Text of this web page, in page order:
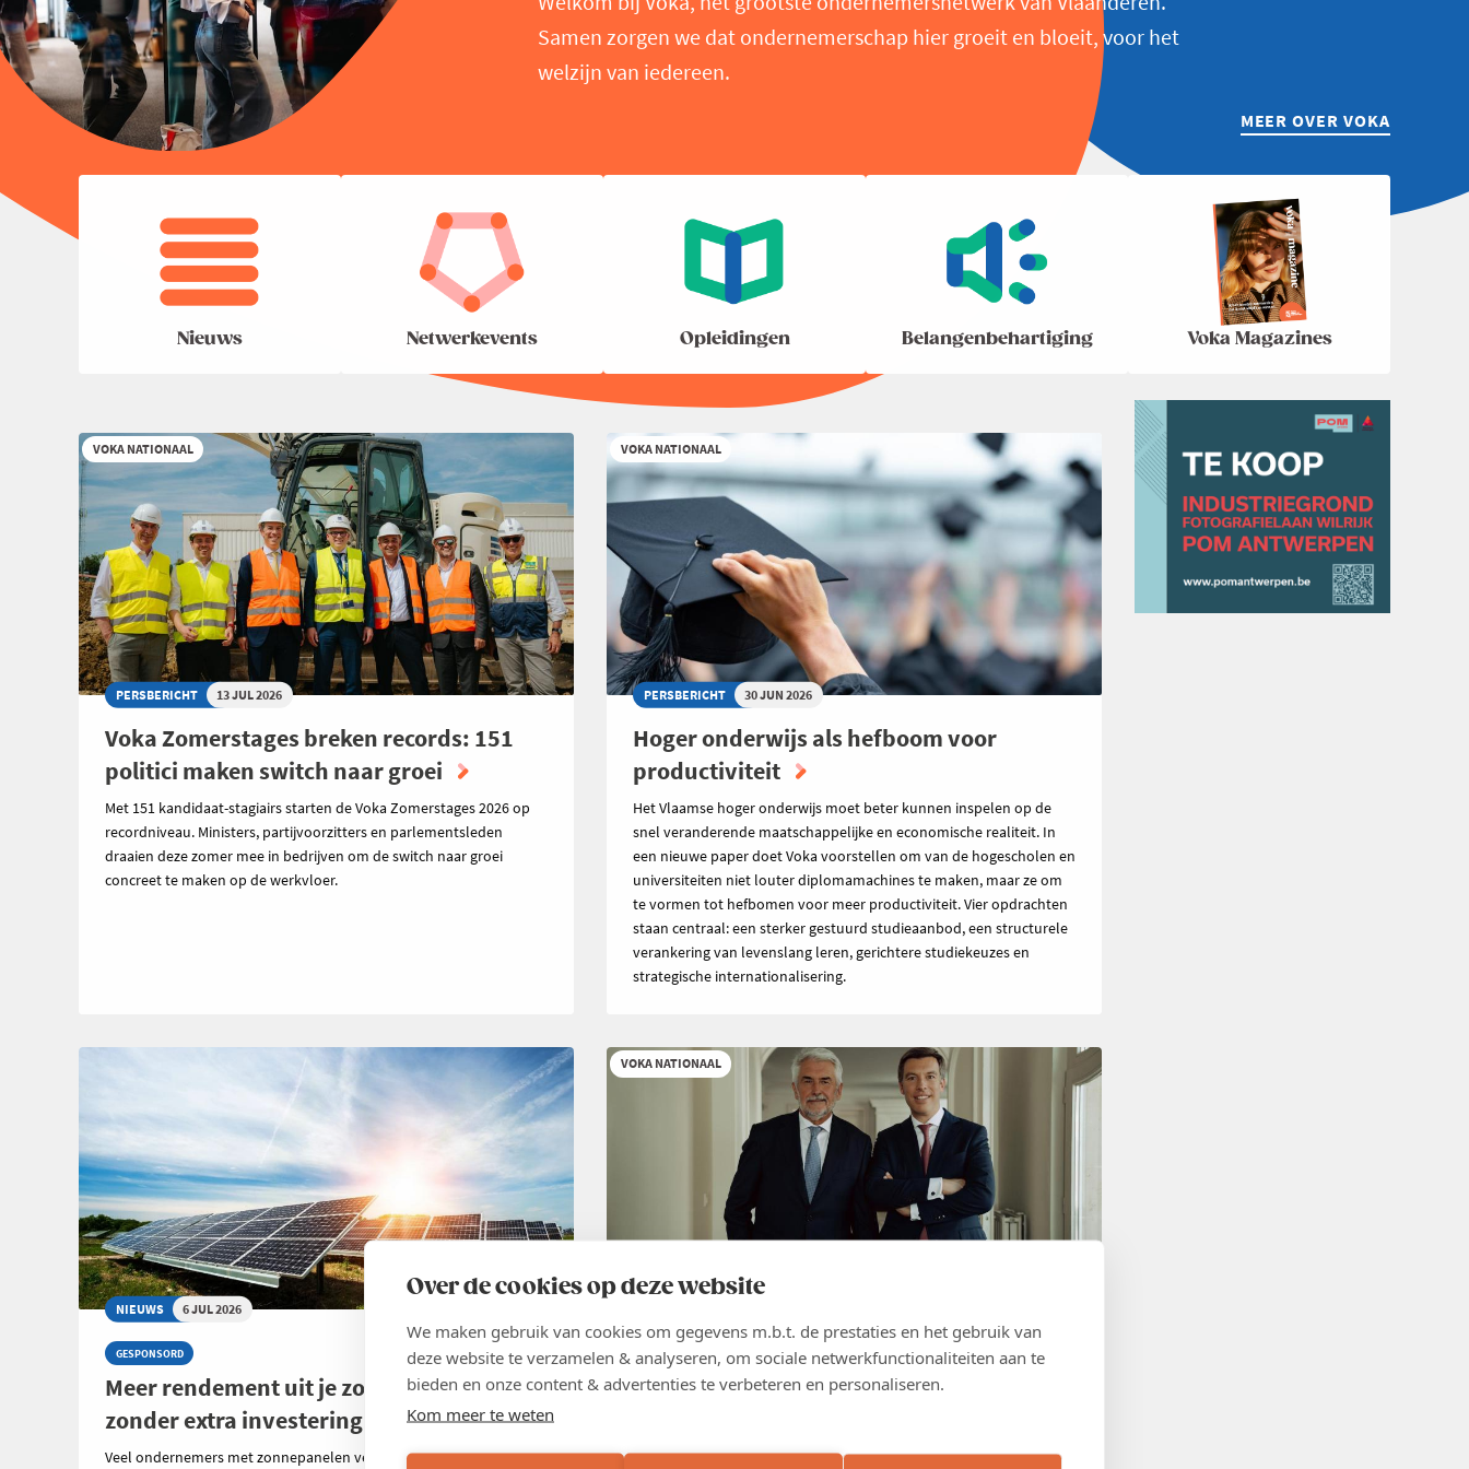
Over de cookies op deze website
We maken gebruik van cookies om gegevens m.b.t. de prestaties en het gebruik van
deze website te verzamelen & analyseren, om sociale netwerkfunctionaliteiten aan te
bieden en onze content & advertenties te verbeteren en personaliseren.
Kom meer te weten
Samen zorgen we dat ondernemerschap hier groeit en bloeit, voor het
welzijn van iedereen.
MEER OVER VOKA
Nieuws Netwerkevents Opleidingen Belangenbehartiging Voka Magazines
VOKA NATIONAAL
PERSBERICHT 13 JUL 2026
Voka Zomerstages breken records: 151
politici maken switch naar groei
Met 151 kandidaat-stagiairs starten de Voka Zomerstages 2026 op
recordniveau. Ministers, partijvoorzitters en parlementsleden
draaien deze zomer mee in bedrijven om de switch naar groei
concreet te maken op de werkvloer.
VOKA NATIONAAL
PERSBERICHT 30 JUN 2026
Hoger onderwijs als hefboom voor
productiviteit
Het Vlaamse hoger onderwijs moet beter kunnen inspelen op de
snel veranderende maatschappelijke en economische realiteit. In
een nieuwe paper doet Voka voorstellen om van de hogescholen en
universiteiten niet louter diplomamachines te maken, maar ze om
te vormen tot hefbomen voor meer productiviteit. Vier opdrachten
staan centraal: een sterker gestuurd studieaanbod, een structurele
verankering van levenslang leren, gerichtere studiekeuzes en
strategische internationalisering.
NIEUWS 6 JUL 2026
GESPONSORD
Meer rendement uit je zonnepanelen,
zonder extra investering
Veel ondernemers met zonnepanelen vergelijken zorgvuldig hun
VOKA NATIONAAL
Groei creëer je niet met nieuwe
belastingen